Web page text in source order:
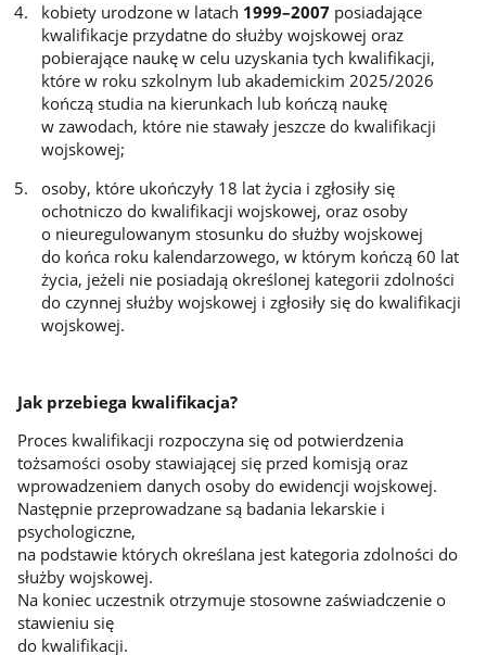
kobiety urodzone w latach 1999–2007 posiadające
kwalifikacje przydatne do służby wojskowej oraz
pobierające naukę w celu uzyskania tych kwalifikacji,
które w roku szkolnym lub akademickim 2025/2026
kończą studia na kierunkach lub kończą naukę
w zawodach, które nie stawały jeszcze do kwalifikacji
wojskowej;
osoby, które ukończyły 18 lat życia i zgłosiły się
ochotniczo do kwalifikacji wojskowej, oraz osoby
o nieuregulowanym stosunku do służby wojskowej
do końca roku kalendarzowego, w którym kończą 60 lat
życia, jeżeli nie posiadają określonej kategorii zdolności
do czynnej służby wojskowej i zgłosiły się do kwalifikacji
wojskowej.
Jak przebiega kwalifikacja?
Proces kwalifikacji rozpoczyna się od potwierdzenia
tożsamości osoby stawiającej się przed komisją oraz
wprowadzeniem danych osoby do ewidencji wojskowej.
Następnie przeprowadzane są badania lekarskie i
psychologiczne,
na podstawie których określana jest kategoria zdolności do
służby wojskowej.
Na koniec uczestnik otrzymuje stosowne zaświadczenie o
stawieniu się
do kwalifikacji.